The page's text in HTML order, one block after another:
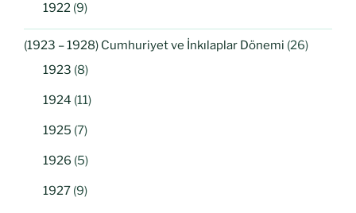
1922 (9)
(1923 – 1928) Cumhuriyet ve İnkılaplar Dönemi (26)
1923 (8)
1924 (11)
1925 (7)
1926 (5)
1927 (9)